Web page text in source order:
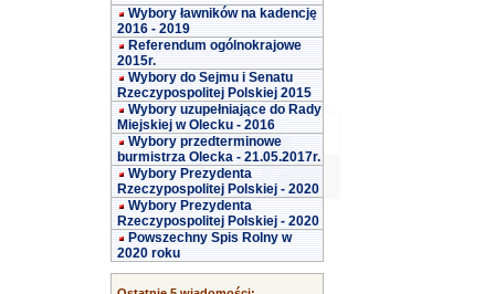
Wybory ławników na kadencję
2016 - 2019
Referendum ogólnokrajowe
2015r.
Wybory do Sejmu i Senatu
Rzeczypospolitej Polskiej 2015
Wybory uzupełniające do Rady
Miejskiej w Olecku - 2016
Wybory przedterminowe
burmistrza Olecka - 21.05.2017r.
Wybory Prezydenta
Rzeczypospolitej Polskiej - 2020
Wybory Prezydenta
Rzeczypospolitej Polskiej - 2020
Powszechny Spis Rolny w
2020 roku